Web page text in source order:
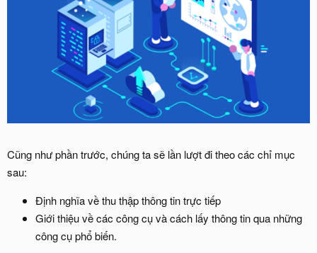
Cũng như phần trước, chúng ta sẽ lần lượt đi theo các chỉ mục
sau:
Định nghĩa về thu thập thông tin trực tiếp
Giới thiệu về các công cụ và cách lấy thông tin qua những
công cụ phổ biến.